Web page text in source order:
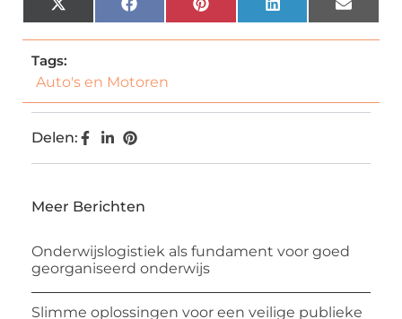
X
(Twitter)
FacebookPinterestLinkedIn Email
Tags:
Auto's en Motoren
Delen:
Meer Berichten
Onderwijslogistiek als fundament voor goed
georganiseerd onderwijs
Slimme oplossingen voor een veilige publieke